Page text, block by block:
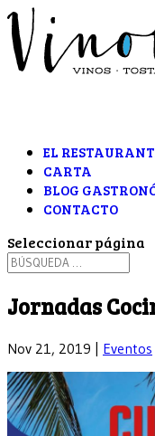
EL
CARTA
BLOG
CONTACTO
Seleccionar página
Jornadas
Nov 21, 2019 | Eventos